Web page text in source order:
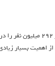
به گزارش بهداشت نیوز، بر اساس اعلام
اهمیت بسیار